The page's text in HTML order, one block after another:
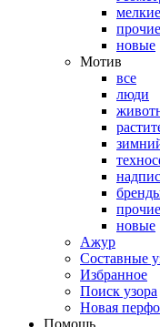
мелкие
прочие
новые
Мотив
все
люди
прочие
новые
Ажур
Составные
Избранное
Поиск узора
Новая
Помощь